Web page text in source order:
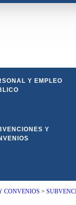
Y EMPLEO
Y
CONVENIOS >